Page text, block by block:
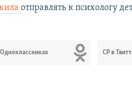
отправлять к психологу
СР в